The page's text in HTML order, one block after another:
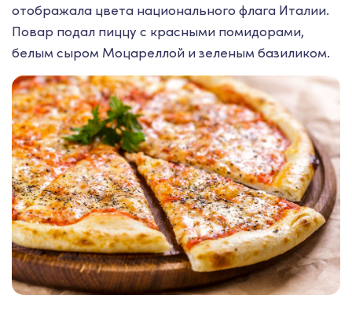
отображала цвета национального флага Италии.
Повар подал пиццу с красными помидорами,
белым сыром Моцареллой и зеленым базиликом.